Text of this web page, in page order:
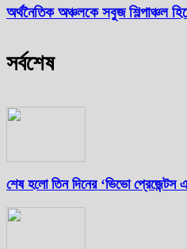
অর্থনৈতিক অঞ্চলকে সবুজ শিল্পাঞ্চল
সর্বশেষ
শেষ হলো তিন দিনের ‘ভিভো প্রেজেন্টস